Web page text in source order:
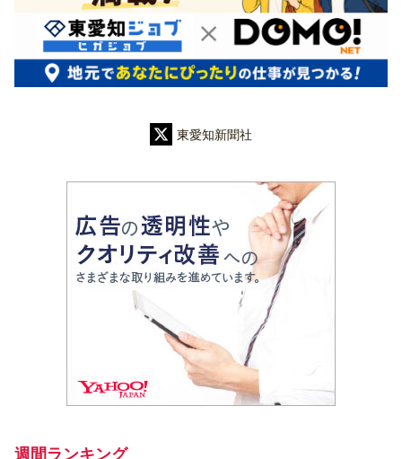
東愛知新聞社
週間ランキング